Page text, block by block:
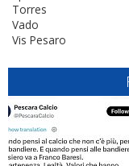
Torres
Vado
Vis Pesaro